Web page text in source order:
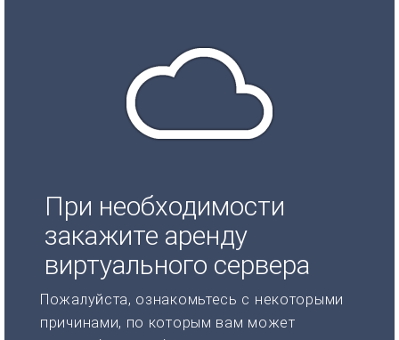
При необходимости
закажите аренду
виртуального сервера
Пожалуйста, ознакомьтесь с некоторыми
причинами, по которым вам может